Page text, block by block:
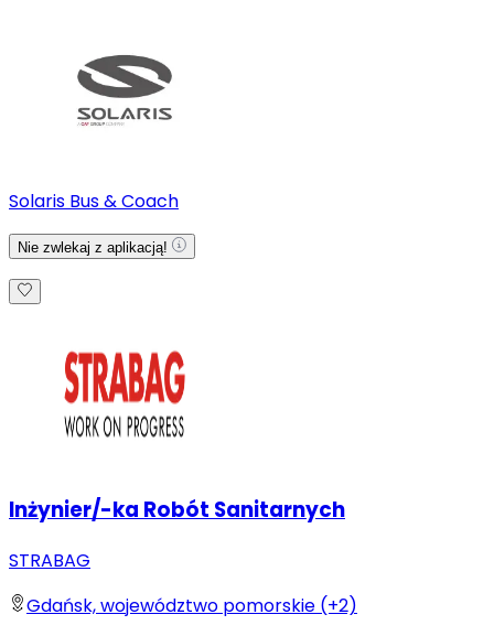
Solaris Bus & Coach
Nie zwlekaj z aplikacją!
Inżynier/-ka Robót Sanitarnych
STRABAG
Gdańsk, województwo pomorskie (+2)